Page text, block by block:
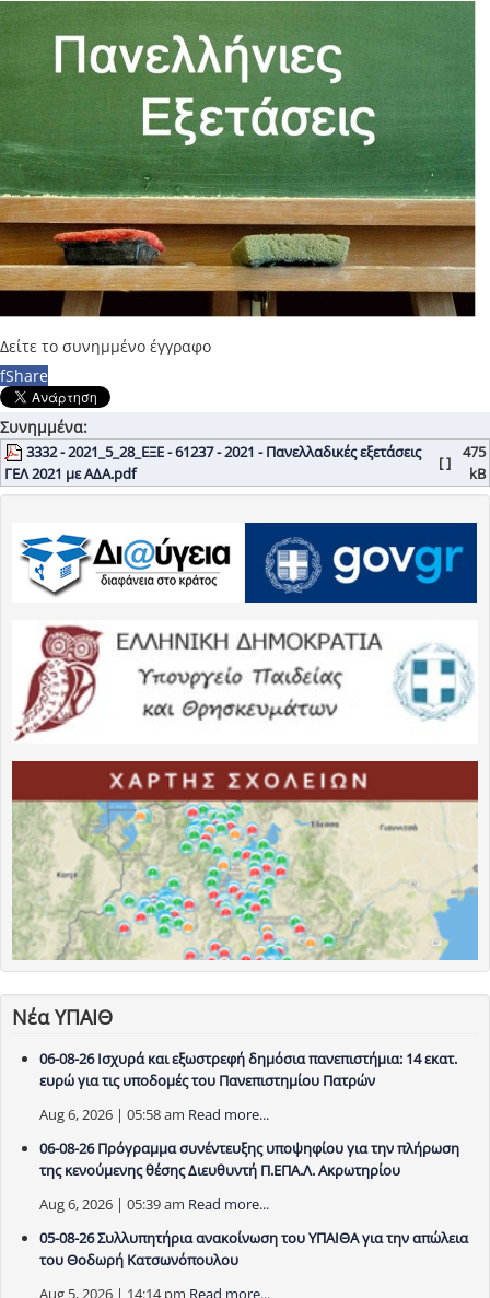
Δείτε το συνημμένο έγγραφο
fShare
Συνημμένα:
3332 - 2021_5_28_ΕΞΕ - 61237 - 2021 - Πανελλαδικές εξετάσεις
ΓΕΛ 2021 με ΑΔΑ.pdf
[ ]
475
kB
Νέα ΥΠΑΙΘ
06-08-26 Ισχυρά και εξωστρεφή δημόσια πανεπιστήμια: 14 εκατ.
ευρώ για τις υποδομές του Πανεπιστημίου Πατρών
Aug 6, 2026 | 05:58 am Read more...
06-08-26 Πρόγραμμα συνέντευξης υποψηφίου για την πλήρωση
της κενούμενης θέσης Διευθυντή Π.ΕΠΑ.Λ. Ακρωτηρίου
Aug 6, 2026 | 05:39 am Read more...
05-08-26 Συλλυπητήρια ανακοίνωση του ΥΠΑΙΘΑ για την απώλεια
του Θοδωρή Κατσωνόπουλου
Aug 5, 2026 | 14:14 pm Read more...